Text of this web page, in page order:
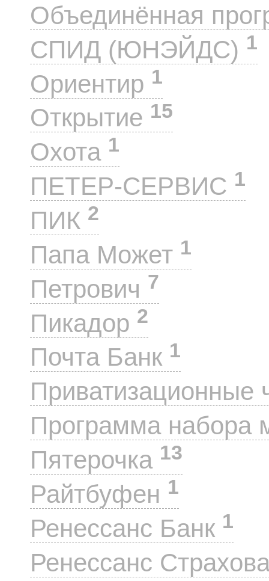
Объединённая
СПИД (ЮНЭЙДС) 1
Ориентир 1
Открытие 15
Охота 1
ПЕТЕР-СЕРВИС 1
ПИК 2
Папа Может 1
Петрович 7
Пикадор 2
Почта Банк 1
Приватизационные
Программа набора
Пятерочка 13
Райтбуфен 1
Ренессанс Банк 1
Ренессанс